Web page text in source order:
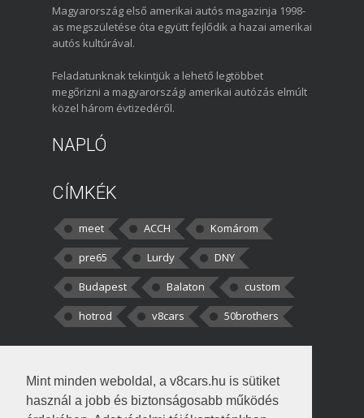
Mint minden weboldal, a v8cars.hu is sütiket
használ a jobb és biztonságosabb működés
Magyarország első amerikai autós magazinja 1998-
as megszületése óta együtt fejlődik a hazai amerikai
autós kultúrával.
Feladatunknak tekintjük a lehető legtöbbet
megőrizni a magyarországi amerikai autózás elmúlt
közel három évtizedéről.
NAPLÓ
CÍMKÉK
meet ACCH
Komárom
pre65
Lurdy
DNY
Budapest
Balaton
custom
hotrod
v8cars 50brothers
kortisz:Elszúrtam! Én csak két
darabbaal számoltam. Nem tudtam, hogy fél autót,